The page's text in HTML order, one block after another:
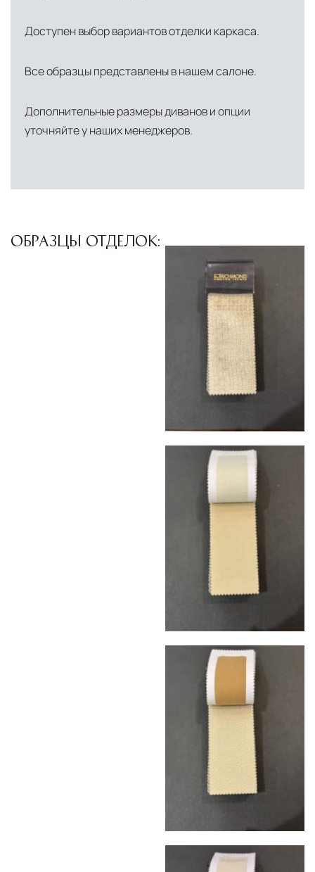
Доступен выбор вариантов отделки каркаса.
Все образцы представлены в нашем салоне.
Дополнительные размеры диванов и опции
уточняйте у наших менеджеров.
ОБРАЗЦЫ ОТДЕЛОК: